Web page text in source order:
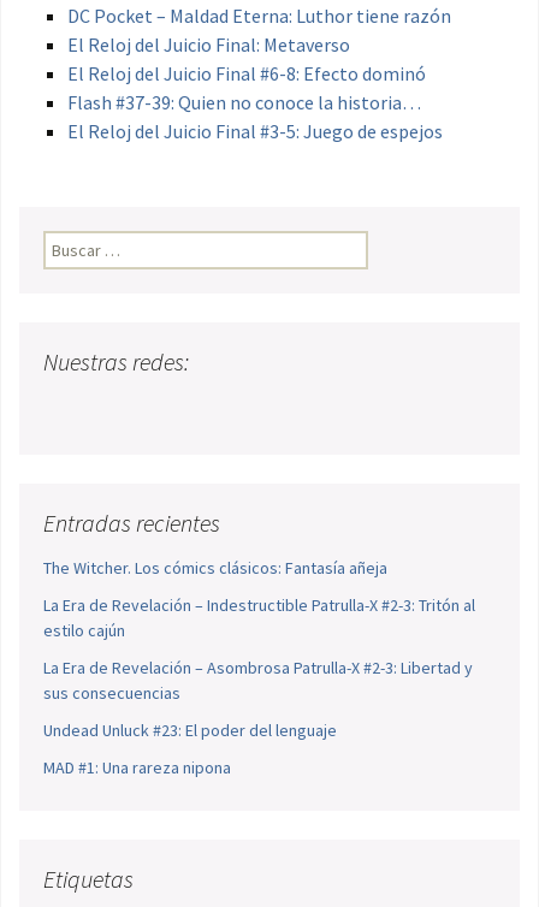
DC Pocket – Maldad Eterna: Luthor tiene razón
El Reloj del Juicio Final: Metaverso
El Reloj del Juicio Final #6-8: Efecto dominó
Flash #37-39: Quien no conoce la historia…
El Reloj del Juicio Final #3-5: Juego de espejos
Buscar:
Nuestras redes:
Entradas recientes
The Witcher. Los cómics clásicos: Fantasía añeja
La Era de Revelación – Indestructible Patrulla-X #2-3: Tritón al
estilo cajún
La Era de Revelación – Asombrosa Patrulla-X #2-3: Libertad y
sus consecuencias
Undead Unluck #23: El poder del lenguaje
MAD #1: Una rareza nipona
Etiquetas